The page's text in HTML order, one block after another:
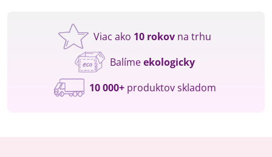
Viac ako 10 rokov na trhu
Balímeekologicky
10 000+produktov skladom